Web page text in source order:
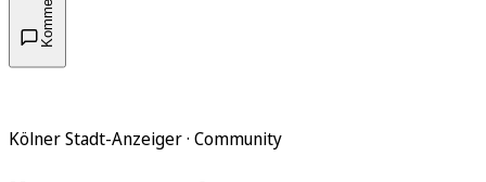
Kölner Stadt-Anzeiger · Community